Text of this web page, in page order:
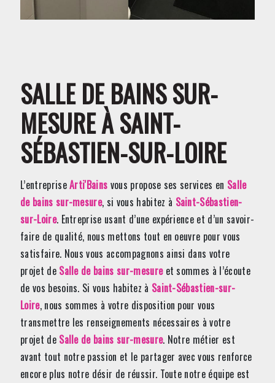
SALLE DE BAINS SUR-
MESURE À SAINT-
SÉBASTIEN-SUR-LOIRE
L’entrepriseArti'Bains vous propose ses services en Salle
de bains sur-mesure, si vous habitez à Saint-Sébastien-
sur-Loire. Entreprise usant d’une expérience et d’un savoir-
faire de qualité, nous mettons tout en oeuvre pour vous
satisfaire. Nous vous accompagnons ainsi dans votre
projet de Salle de bains sur-mesureet sommes à l’écoute
de vos besoins. Si vous habitez à Saint-Sébastien-sur-
Loire, nous sommes à votre disposition pour vous
transmettre les renseignements nécessaires à votre
projet de Salle de bains sur-mesure. Notre métier est
avant tout notre passion et le partager avec vous renforce
encore plus notre désir de réussir. Toute notre équipe est